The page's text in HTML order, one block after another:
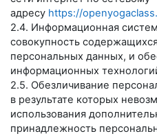
адресу https://
2.4. Информационная
совокупность
персональных данных, и
информационных
2.5. Обезличивание
в результате которых
использования
принадлежность